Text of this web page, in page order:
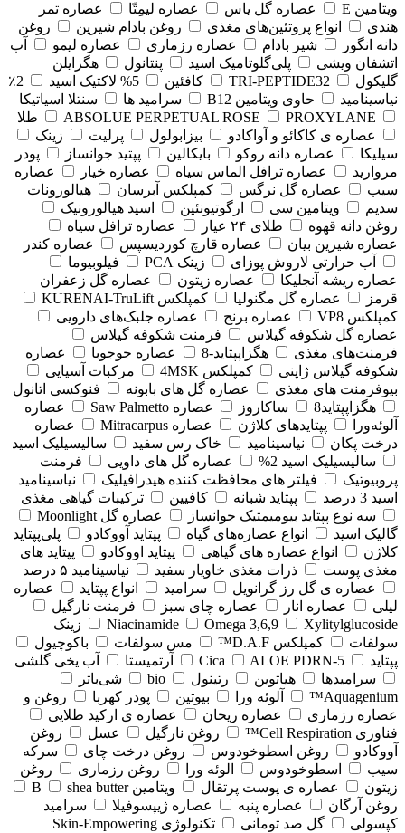
ویتامین E
عصاره گل یاس عصاره لیمِتّا
عصاره تمر
هندی
انواع پروتئین‌های مغذی روغن بادام شیرین
روغن
دانه انگور
شیر بادام عصاره رزماری عصاره لیمو
آب
اتشفان ویشی
پلی‌گلوتامیک اسید پنتانول
هگزایلن
گلیکول
TRI-PEPTIDE32 کافئین 5% لاکتیک اسید
2٪
نیاسینامید
حاوی ویتامین B12 سرامید ها
سنتلا اسیاتیکا
ABSOLUE PERPETUAL ROSE
PROXYLANE
طلا
عصاره ی کاکائو و آواکادو
بیزابولول پرلیت
زینک
سیلیکا
عصاره دانه روکو بایکالین پپتید جوانساز
پودر
مروارید
عصاره ترافل الماس سیاه عصاره خیار
عصاره
سیب
عصاره گل نرگس کمپلکس آبرسان
هیالورونات
سدیم
ویتامین سی ارگوتیونئین
اسید هیالورونیک
روغن دانه قهوه
طلای ۲۴ عیار
عصاره ترافل سیاه
عصاره شیرین بیان
عصاره قارچ کوردیسپس
عصاره کندر
آب حرارتی لاروش پوزای
زینک PCA
فیلوبیوما
عصاره ریشه آنجلیکا
عصاره زیتون
عصاره گل زعفران
قرمز
عصاره گل مگنولیا
کمپلکس KURENAI-TruLift
کمپلکس VP8
عصاره برنج
عصاره جلبک‌های دارویی
عصاره گل شکوفه گیلاس
فرمنت شکوفه گیلاس
فرمنت‌های مغذی
هگزاپپتاید-8 عصاره جوجوبا
عصاره
شکوفه گیلاس ژاپنی
کمپلکس 4MSK
مرکبات آسیایی
بیوفرمنت های مغذی
عصاره گل های بابونه
فنوکسی اتانول
هگزاپپتاید8
ساکاروز عصاره Saw Palmetto
عصاره
آلوئه‌ورا
پپتایدهای کلاژن عصاره Mitracarpus
عصاره
درخت پکان
نیاسینامید خاک رس سفید
سالیسیلیک اسید
سالیسیلیک اسید 2%
عصاره گل های داویی
فرمنت
پروبیوتیک
فیلتر های محافظت کننده هیدرافیلیک
نیاسینامید
اسید 3 درصد
پپتاید شبانه کافیین
ترکیبات گیاهی مغذی
سه نوع پپتاید بیومیمتیک جوانساز
عصاره گل Moonlight
گالیک اسید
انواع عصاره‌های گیاه پپتاید آووکادو
پلی‌پپتاید
کلاژن
انواع عصاره های گیاهی پپتاید اووکادو
پپتاید های
مغذی پوست
ذرات مغذی خاویار سفید
نیاسینامید ۵ درصد
عصاره ی گل رز گرانویل
سرامید انواع پپتاید
عصاره
لیلی
عصاره انار عصاره چای سبز
فرمنت نارگیل
Niacinamide
Omega 3,6,9 Xylitylglucoside
زینک
سولفات
کمپلکس D.A.F™ مس سولفات
باکوچیول
پپتاید
5-Cica
ALOE PDRN آرتمیستا
آب یخی گلشی
سرامیدها
هیاتوین رتینول bio
شی‌باتر
Aquagenium™
آلوئه ورا بیوتین پودر کهربا
روغن و
عصاره رزماری
عصاره ریحان
عصاره ی ارکید طلایی
فناوری Cell Respiration™
روغن نارگیل عسل
روغن
آووکادو
روغن اسطوخودوس روغن درخت چای
سرکه
سیب
اسطوخودوس الوئه ورا روغن رزماری
روغن
زیتون
عصاره ی پوست پرتقال ویتامین Bshea butter
روغن آرگان
عصاره پنبه عصاره ژیپسوفیلا
سرامید
کپسولی
گل صد تومانی
تکنولوژی Skin-Empowering